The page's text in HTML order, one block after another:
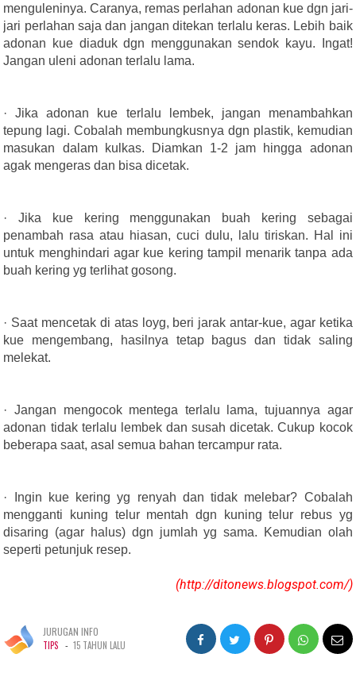
menguleninya. Caranya, remas perlahan adonan kue dgn jari-
jari perlahan saja dan jangan ditekan terlalu keras. Lebih baik
adonan kue diaduk dgn menggunakan sendok kayu. Ingat!
Jangan uleni adonan terlalu lama.
· Jika adonan kue terlalu lembek, jangan menambahkan
tepung lagi. Cobalah membungkusnya dgn plastik, kemudian
masukan dalam kulkas. Diamkan 1-2 jam hingga adonan
agak mengeras dan bisa dicetak.
· Jika kue kering menggunakan buah kering sebagai
penambah rasa atau hiasan, cuci dulu, lalu tiriskan. Hal ini
untuk menghindari agar kue kering tampil menarik tanpa ada
buah kering yg terlihat gosong.
· Saat mencetak di atas loyg, beri jarak antar-kue, agar ketika
kue mengembang, hasilnya tetap bagus dan tidak saling
melekat.
· Jangan mengocok mentega terlalu lama, tujuannya agar
adonan tidak terlalu lembek dan susah dicetak. Cukup kocok
beberapa saat, asal semua bahan tercampur rata.
· Ingin kue kering yg renyah dan tidak melebar? Cobalah
mengganti kuning telur mentah dgn kuning telur rebus yg
disaring (agar halus) dgn jumlah yg sama. Kemudian olah
seperti petunjuk resep.
(http://ditonews.blogspot.com/)
JURUGAN INFO
TIPS - 15 TAHUN LALU